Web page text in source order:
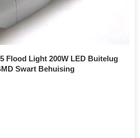
Flood Light 200W LED Buitelug
Swart Behuising